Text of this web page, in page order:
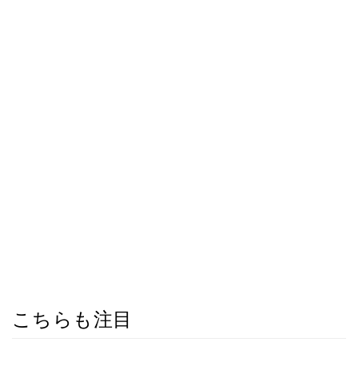
こちらも注目